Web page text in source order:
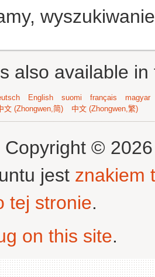
also available
English suomi français
magyar
文 (Zhongwen,简) 中文 (Zhongwen,繁)
Copyright ©
jest znakiem
tej stronie.
on this site.